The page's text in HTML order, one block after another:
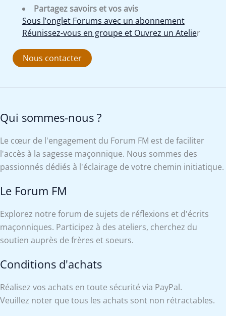
Partagez savoirs et vos avis
Sous l’onglet Forums avec un abonnement
Réunissez-vous en groupe et Ouvrez un Atelier
Nous contacter
Qui sommes-nous ?
Le cœur de l'engagement du Forum FM est de faciliter
l'accès à la sagesse maçonnique. Nous sommes des
passionnés dédiés à l'éclairage de votre chemin initiatique.
Le Forum FM
Explorez notre forum de sujets de réflexions et d'écrits
maçonniques. Participez à des ateliers, cherchez du
soutien auprès de frères et soeurs.
Conditions d'achats
Réalisez vos achats en toute sécurité via PayPal.
Veuillez noter que tous les achats sont non rétractables.